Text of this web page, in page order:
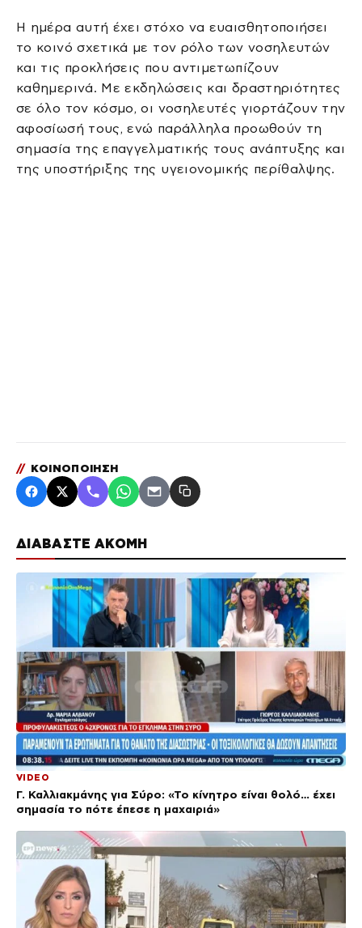
ΔΙΑΒΑΣΤΕ ΑΚΟΜΗ
VIDEO
Γ. Καλλιακμάνης για Σύρο: «Το κίνητρο είναι θολό… έχει
σημασία το πότε έπεσε η μαχαιριά»
Η ημέρα αυτή έχει στόχο να ευαισθητοποιήσει
το κοινό σχετικά με τον ρόλο των νοσηλευτών
και τις προκλήσεις που αντιμετωπίζουν
καθημερινά. Με εκδηλώσεις και δραστηριότητες
σε όλο τον κόσμο, οι νοσηλευτές γιορτάζουν την
αφοσίωσή τους, ενώ παράλληλα προωθούν τη
σημασία της επαγγελματικής τους ανάπτυξης και
της υποστήριξης της υγειονομικής περίθαλψης.
// ΚΟΙΝΟΠΟΙΗΣΗ